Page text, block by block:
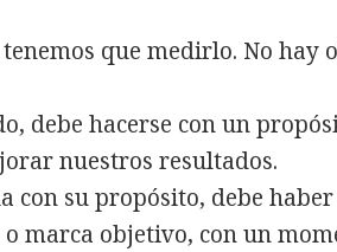
que medirlo. No hay
debe hacerse con un
nuestros resultados.
con su propósito, debe
marca objetivo, con un